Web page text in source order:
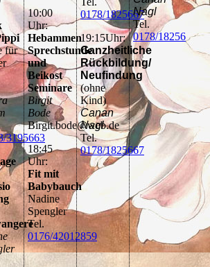
für
3195663
10:00
Uhr:
Hebammen
Sprechstunde
und
Beikost
Seminare
Birgit
Bode
Birgit.bode@web.de
18:45
Uhr:
Fit mit
Babybauch
Nadine
Spengler
Tel.
0176/42012859
0178/1825667
19:15Uhr:
Ganzheitliche
Rückbildung/
Neufindung
(ohne
Kind)
Canan
Nagl
Tel.
0178/1825667
Nagl
Tel.
0178/1825667